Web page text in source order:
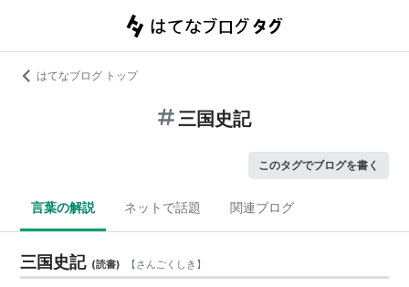
はてなブログ トップ
三国史記
このタグでブログを書く
言葉の解説 ネットで話題 関連ブログ
三国史記 (読書) 【さんごくしき 】